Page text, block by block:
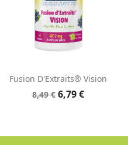
Fusion D'Extraits® Vision
8,49 € 6,79 €